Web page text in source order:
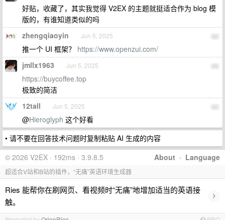
好贴，收藏了，其实我觉得 V2EX 的主题就挺适合作为 blog 模
版的，有谁知道类似的吗
88
zhengqiaoyin Jun 5, 2025
推一个 UI 框架？ https://www.openzui.com/
89
jmllx1963 Jun 5, 2025
https://buycoffee.top
极致的简洁
90
12tall Jun 5, 2025
@Hieroglyph 这个好看
• 请不要在回答技术问题时复制粘贴 AI 生成的内容
About · Language
© 2026 V2EX · 192ms · 3.9.8.5
超适合V站和B站的插件，“无痛”英语环境生成器
Ries 能帮你在刷网页、看视频时“无痛”地增加适当的英语接
触。
›